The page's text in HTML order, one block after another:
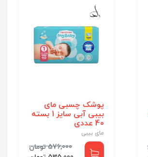
پوشک چسبی مای
بیبی آبی سایز 1 بسته
40 عددی
مای بیبی
576,000 تومان